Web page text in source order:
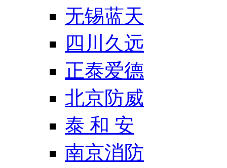
无锡蓝天
四川久远
正泰爱德
北京防威
泰 和 安
南京消防